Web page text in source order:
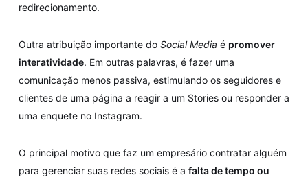
redirecionamento.
Outra atribuição importante do Social Media é promover
interatividade. Em outras palavras, é fazer uma
comunicação menos passiva, estimulando os seguidores e
clientes de uma página a reagir a um Stories ou responder a
uma enquete no Instagram.
O principal motivo que faz um empresário contratar alguém
para gerenciar suas redes sociais é a falta de tempo ou